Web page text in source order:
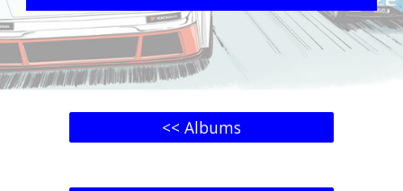
<< Albums